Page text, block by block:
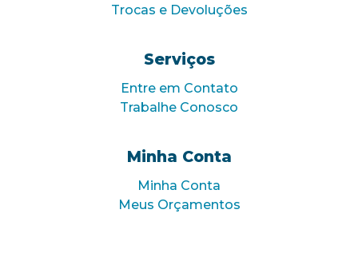
Trocas e Devoluções
Serviços
Entre em Contato
Trabalhe Conosco
Minha Conta
Minha Conta
Meus Orçamentos